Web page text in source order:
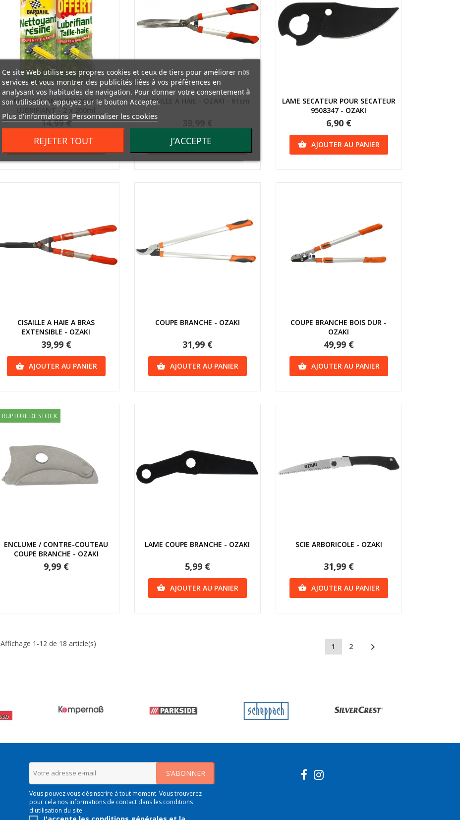
Aperçu rapide
AEROSOL ANTI RESINE ET
LUBRIFIANT - 2 x 200ml
14,99 €
AJOUTER AU PANIER
Aperçu rapide
CISAILLE A HAIE - OZAKI - 61cm
AJOUTER AU PANIER
Aperçu rapide
LAME SECATEUR POUR SECATEUR
9508347 - OZAKI
6,90 €
 AJOUTER AU PANIER
Aperçu rapide
CISAILLE A HAIE A BRAS
EXTENSIBLE - OZAKI
39,99 €
 AJOUTER AU PANIER
Aperçu rapide
COUPE BRANCHE - OZAKI
31,99 €
 AJOUTER AU PANIER
Aperçu rapide
COUPE BRANCHE BOIS DUR -
OZAKI
49,99 €
 AJOUTER AU PANIER
RUPTURE DE STOCK
Aperçu rapide
ENCLUME / CONTRE-COUTEAU
COUPE BRANCHE - OZAKI
9,99 €
Aperçu rapide
LAME COUPE BRANCHE - OZAKI
5,99 €
 AJOUTER AU PANIER
Aperçu rapide
SCIE ARBORICOLE - OZAKI
31,99 €
 AJOUTER AU PANIER
Affichage 1-12 de 18 article(s) 1 2 
Vous pouvez vous désinscrire à tout moment. Vous trouverez
pour cela nos informations de contact dans les conditions
d'utilisation du site.
Ce site Web utilise ses propres cookies et ceux de tiers pour améliorer nos
services et vous montrer des publicités liées à vos préférences en
analysant vos habitudes de navigation. Pour donner votre consentement à
son utilisation, appuyez sur le bouton Accepter.
Plus d'informations Personnaliser les cookies
REJETER TOUT J'ACCEPTE